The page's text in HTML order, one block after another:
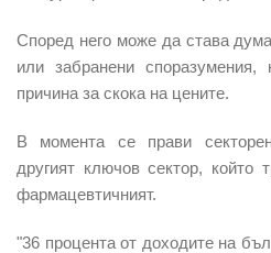
Според него може да става
или забранени
причина за скока на цените.
В момента се прави
другият ключов сектор, който
фармацевтичният.
"36 процента от доходите на